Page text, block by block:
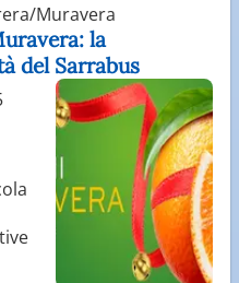
Muravera
la
del Sarrabus